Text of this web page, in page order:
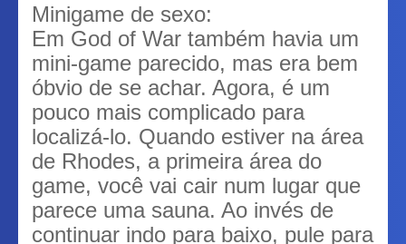
Minigame de sexo:
Em God of War também havia um
mini-game parecido, mas era bem
óbvio de se achar. Agora, é um
pouco mais complicado para
localizá-lo. Quando estiver na área
de Rhodes, a primeira área do
game, você vai cair num lugar que
parece uma sauna. Ao invés de
continuar indo para baixo, pule para